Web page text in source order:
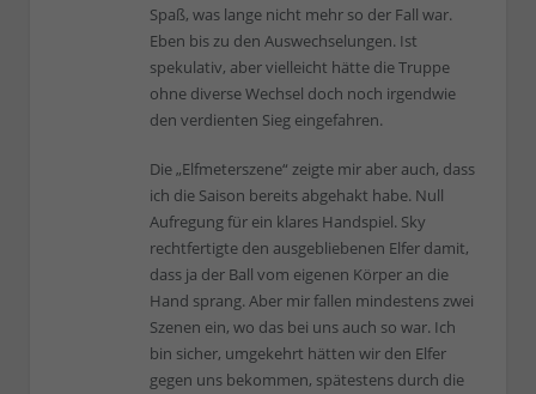
Spaß, was lange nicht mehr so der Fall war.
Eben bis zu den Auswechselungen. Ist
spekulativ, aber vielleicht hätte die Truppe
ohne diverse Wechsel doch noch irgendwie
den verdienten Sieg eingefahren.
Die „Elfmeterszene“ zeigte mir aber auch, dass
ich die Saison bereits abgehakt habe. Null
Aufregung für ein klares Handspiel. Sky
rechtfertigte den ausgebliebenen Elfer damit,
dass ja der Ball vom eigenen Körper an die
Hand sprang. Aber mir fallen mindestens zwei
Szenen ein, wo das bei uns auch so war. Ich
bin sicher, umgekehrt hätten wir den Elfer
gegen uns bekommen, spätestens durch die